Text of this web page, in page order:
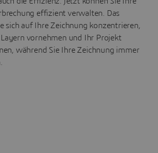
effizient verwalten. Das
sich auf Ihre Zeichnung konzentrieren,
vornehmen und Ihr Projekt
während Sie Ihre Zeichnung immer